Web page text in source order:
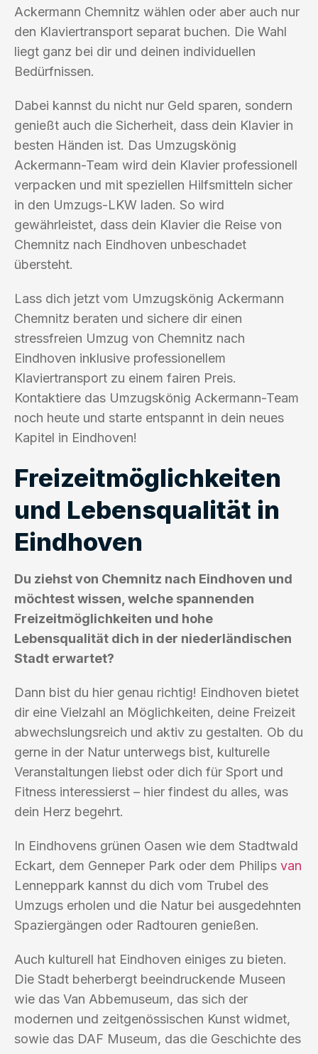
Ackermann Chemnitz wählen oder aber auch nur
den Klaviertransport separat buchen. Die Wahl
liegt ganz bei dir und deinen individuellen
Bedürfnissen.
Dabei kannst du nicht nur Geld sparen, sondern
genießt auch die Sicherheit, dass dein Klavier in
besten Händen ist. Das Umzugskönig
Ackermann-Team wird dein Klavier professionell
verpacken und mit speziellen Hilfsmitteln sicher
in den Umzugs-LKW laden. So wird
gewährleistet, dass dein Klavier die Reise von
Chemnitz nach Eindhoven unbeschadet
übersteht.
Lass dich jetzt vom Umzugskönig Ackermann
Chemnitz beraten und sichere dir einen
stressfreien Umzug von Chemnitz nach
Eindhoven inklusive professionellem
Klaviertransport zu einem fairen Preis.
Kontaktiere das Umzugskönig Ackermann-Team
noch heute und starte entspannt in dein neues
Kapitel in Eindhoven!
Freizeitmöglichkeiten
und Lebensqualität in
Eindhoven
Du ziehst von Chemnitz nach Eindhoven und
möchtest wissen, welche spannenden
Freizeitmöglichkeiten und hohe
Lebensqualität dich in der niederländischen
Stadt erwartet?
Dann bist du hier genau richtig! Eindhoven bietet
dir eine Vielzahl an Möglichkeiten, deine Freizeit
abwechslungsreich und aktiv zu gestalten. Ob du
gerne in der Natur unterwegs bist, kulturelle
Veranstaltungen liebst oder dich für Sport und
Fitness interessierst – hier findest du alles, was
dein Herz begehrt.
In Eindhovens grünen Oasen wie dem Stadtwald
Eckart, dem Genneper Park oder dem Philips van
Lenneppark kannst du dich vom Trubel des
Umzugs erholen und die Natur bei ausgedehnten
Spaziergängen oder Radtouren genießen.
Auch kulturell hat Eindhoven einiges zu bieten.
Die Stadt beherbergt beeindruckende Museen
wie das Van Abbemuseum, das sich der
modernen und zeitgenössischen Kunst widmet,
sowie das DAF Museum, das die Geschichte des